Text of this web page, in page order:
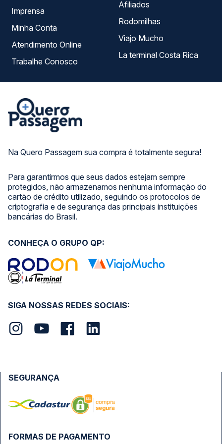
Na Quero Passagem sua compra é totalmente segura!
Para garantirmos que seus dados estejam sempre
protegidos, não armazenamos nenhuma informação do
cartão de crédito utilizado, seguindo os protocolos de
criptografia e de segurança das principais instituições
bancárias do Brasil.
Imprensa
Minha Conta
Atendimento Online
Trabalhe Conosco
Afiliados
Rodomilhas
Viajo Mucho
La terminal Costa Rica
SIGA NOSSAS REDES SOCIAIS:
CONHEÇA O GRUPO QP:
FORMAS DE PAGAMENTO
SEGURANÇA